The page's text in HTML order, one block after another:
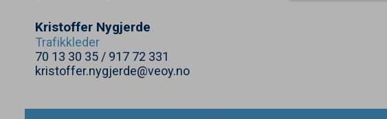
Kristoffer Nygjerde
Trafikkleder
70 13 30 35 / 917 72 331
kristoffer.nygjerde@veoy.no